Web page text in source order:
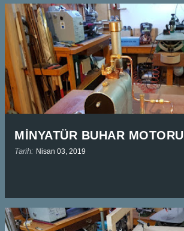
MİNYATÜR BUHAR MOTORU
Tarih: Nisan 03, 2019